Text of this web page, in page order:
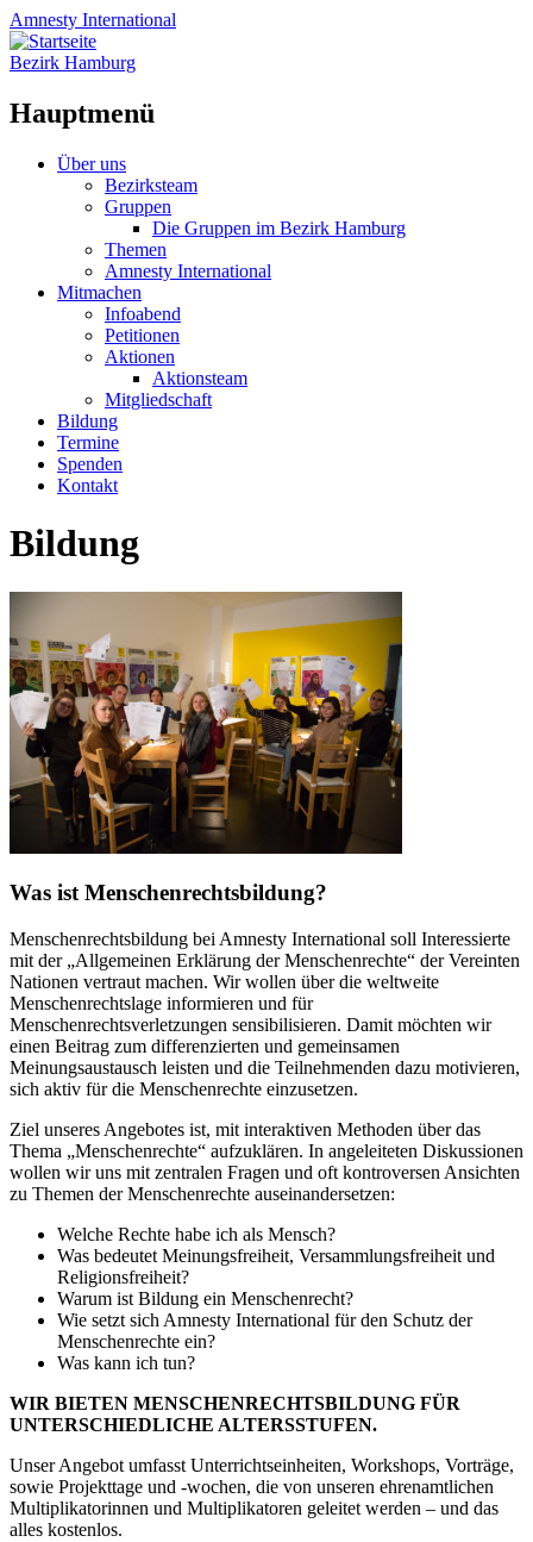
Amnesty International
Bezirk Hamburg
Hauptmenü
Zum
Über uns
Bezirksteam
Gruppen
Die Gruppen im Bezirk Hamburg
Themen
Amnesty International
Mitmachen
Infoabend
Petitionen
Aktionen
Aktionsteam
Mitgliedschaft
Bildung
Termine
Spenden
Kontakt
Bildung
Was ist Menschenrechtsbildung?
Menschenrechtsbildung bei Amnesty International soll Interessierte
mit der „Allgemeinen Erklärung der Menschenrechte“ der Vereinten
Nationen vertraut machen. Wir wollen über die weltweite
Menschenrechtslage informieren und für
Menschenrechtsverletzungen sensibilisieren. Damit möchten wir
einen Beitrag zum differenzierten und gemeinsamen
Meinungsaustausch leisten und die Teilnehmenden dazu motivieren,
sich aktiv für die Menschenrechte einzusetzen.
Ziel unseres Angebotes ist, mit interaktiven Methoden über das
Thema „Menschenrechte“ aufzuklären. In angeleiteten Diskussionen
wollen wir uns mit zentralen Fragen und oft kontroversen Ansichten
zu Themen der Menschenrechte auseinandersetzen:
Welche Rechte habe ich als Mensch?
Was bedeutet Meinungsfreiheit, Versammlungsfreiheit und
Religionsfreiheit?
Warum ist Bildung ein Menschenrecht?
Wie setzt sich Amnesty International für den Schutz der
Menschenrechte ein?
Was kann ich tun?
WIR BIETEN MENSCHENRECHTSBILDUNG FÜR
UNTERSCHIEDLICHE ALTERSSTUFEN.
Unser Angebot umfasst Unterrichtseinheiten, Workshops, Vorträge,
sowie Projekttage und -wochen, die von unseren ehrenamtlichen
Multiplikatorinnen und Multiplikatoren geleitet werden – und das
alles kostenlos.